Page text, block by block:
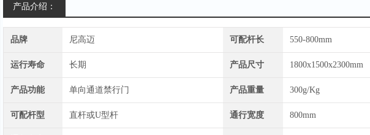
产品介绍：
品牌 尼高迈 可配杆长 550-800mm
运行寿命 长期 产品尺寸 1800x1500x2300mm
产品功能 单向通道禁行门 产品重量 300g/Kg
可配杆型 直杆或U型杆 通行宽度 800mm